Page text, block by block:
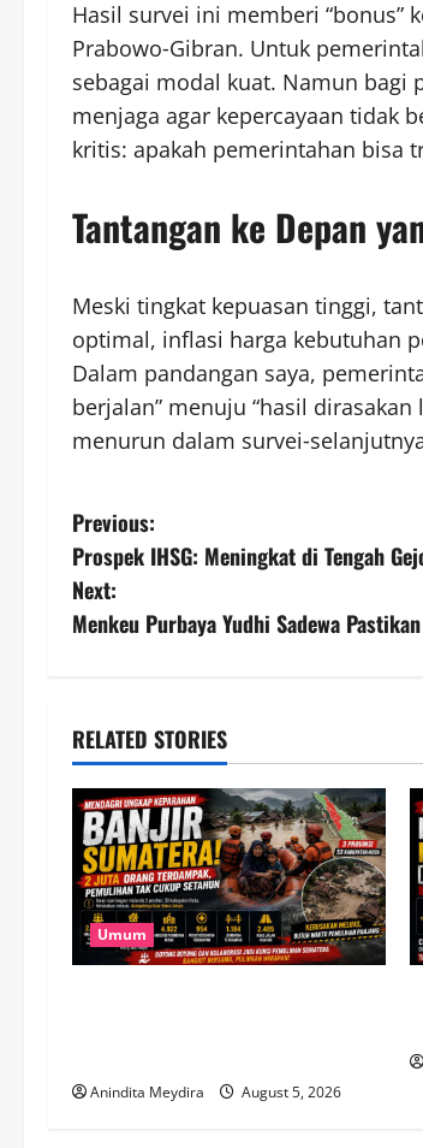
Hasil survei ini memberi “bonus”
Prabowo‑Gibran. Untuk
sebagai modal kuat. Namun bagi
menjaga agar kepercayaan tidak
kritis: apakah pemerintahan bisa
Tantangan ke Depan
Meski tingkat kepuasan tinggi,
optimal, inflasi harga kebutuhan
Dalam pandangan saya,
berjalan” menuju “hasil dirasakan
menurun dalam
P
o
s
n
a
v
i
g
a
i
Previous:
Prospek IHSG: Meningkat di Tengah
Next:
Menkeu Purbaya Yudhi Sadewa
RELATED STORIES
Umum
Anindita Meydira August 5, 2026